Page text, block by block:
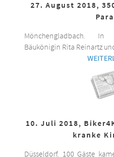
27. August 2018,
Mönchengladbach. In
Bäukönigin Rita Reinartz
10. Juli 2018,
kranke
Düsseldorf. 100 Gäste